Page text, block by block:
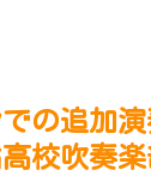
の追加
校吹奏楽